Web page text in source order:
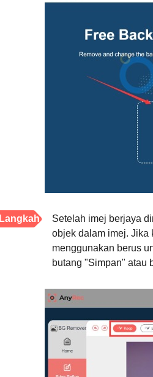
Langkah
Setelah imej berjaya
objek dalam imej. Jika
menggunakan berus
butang "Simpan" atau